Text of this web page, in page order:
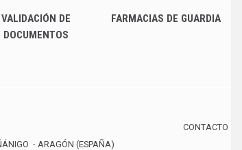
VALIDACIÓN DE
DOCUMENTOS
FARMACIAS DE GUARDIA
- ARAGÓN (ESPAÑA)
CONTACTO